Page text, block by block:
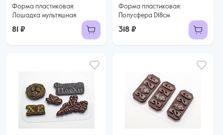
Форма пластиковая:
Лошадка мультяшная
81 ₽
Форма пластиковая:
Полусфера D18см
318 ₽